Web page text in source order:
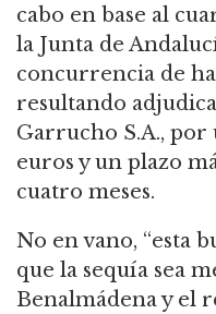
cabo en base al
la Junta de
concurrencia de
resultando
Garrucho S.A., por
euros y un plazo
cuatro meses.
No en vano, “esta
que la sequía sea
Benalmádena y el